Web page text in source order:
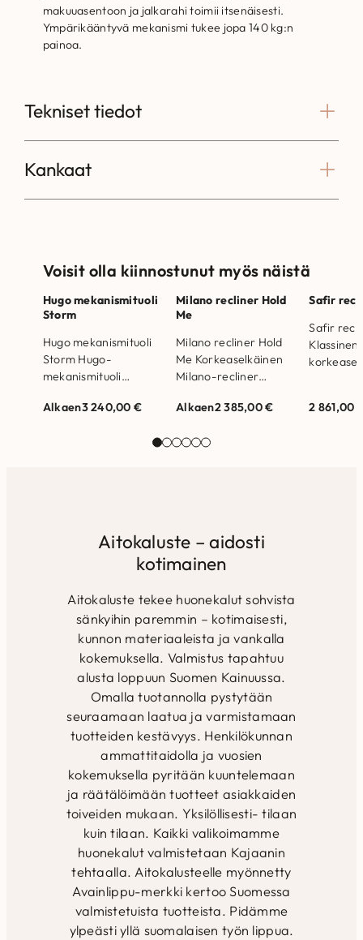
makuuasentoon ja jalkarahi toimii itsenäisesti.
Ympärikääntyvä mekanismi tukee jopa 140 kg:n
painoa.
Tekniset tiedot
Kankaat
Voisit olla kiinnostunut myös näistä
Hugo mekanismituoli
Storm
Hugo mekanismituoli
Storm Hugo-
mekanismituoli
laadun ja modernin
Alkaen3 240,00€
Milano recliner Hold
Me
Milano recliner Hold
Me Korkeaselkäinen
Milano-recliner
istumakokemuksen
mekanismilla.
Alkaen2 385,00€
Safir
Safir
Klassinen
2 861,00
Aitokaluste – aidosti
kotimainen
Aitokaluste tekee huonekalut sohvista
sänkyihin paremmin – kotimaisesti,
kunnon materiaaleista ja vankalla
kokemuksella. Valmistus tapahtuu
alusta loppuun Suomen Kainuussa.
Omalla tuotannolla pystytään
seuraamaan laatua ja varmistamaan
tuotteiden kestävyys. Henkilökunnan
ammattitaidolla ja vuosien
kokemuksella pyritään kuuntelemaan
ja räätälöimään tuotteet asiakkaiden
toiveiden mukaan. Yksilöllisesti- tilaan
kuin tilaan. Kaikki valikoimamme
huonekalut valmistetaan Kajaanin
tehtaalla. Aitokalusteelle myönnetty
Avainlippu-merkki kertoo Suomessa
valmistetuista tuotteista. Pidämme
ylpeästi yllä suomalaisen työn lippua.